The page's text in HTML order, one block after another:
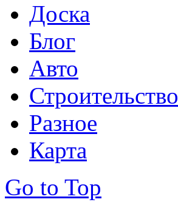
Доска
Блог
Авто
Строительство
Разное
Карта
Go to Top